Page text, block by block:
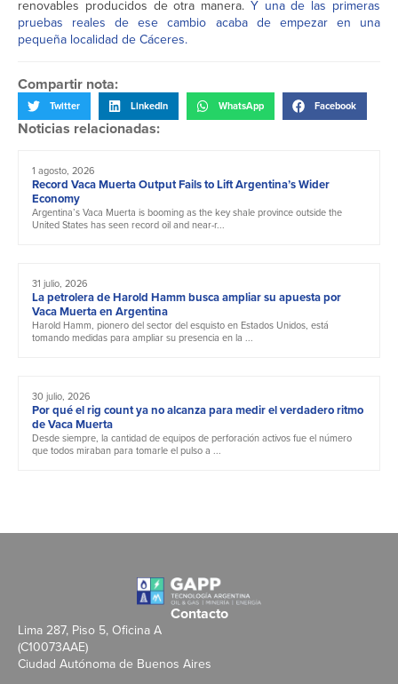
renovables producidos de otra manera. Y una de las primeras
pruebas reales de ese cambio acaba de empezar en una
pequeña localidad de Cáceres.
Compartir nota:
Twitter LinkedIn WhatsApp Facebook
Noticias relacionadas:
1 agosto, 2026
Record Vaca Muerta Output Fails to Lift Argentina’s Wider
Economy
Argentina’s Vaca Muerta is booming as the key shale province outside the
United States has seen record oil and near-r...
31 julio, 2026
La petrolera de Harold Hamm busca ampliar su apuesta por
Vaca Muerta en Argentina
Harold Hamm, pionero del sector del esquisto en Estados Unidos, está
tomando medidas para ampliar su presencia en la ...
30 julio, 2026
Por qué el rig count ya no alcanza para medir el verdadero ritmo
de Vaca Muerta
Desde siempre, la cantidad de equipos de perforación activos fue el número
que todos miraban para tomarle el pulso a ...
Contacto
Lima 287, Piso 5, Oficina A
(C10073AAE)
Ciudad Autónoma de Buenos Aires